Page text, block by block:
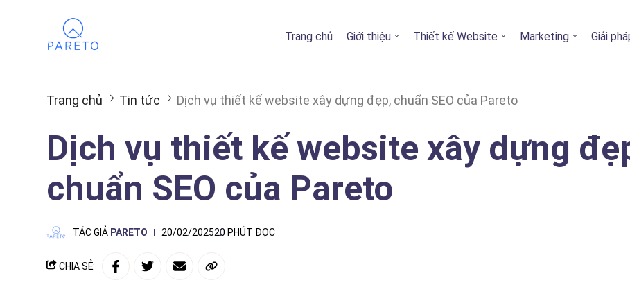
Trang chủ Giới thiệu Thiết kế Website Marketing Giải
Trang chủ Tin tức Dịch vụ thiết kế website xây dựng đẹp, chuẩn SEO của Pareto
Dịch vụ thiết kế website xây dựng
chuẩn SEO của Pareto
TÁC GIẢ PARETO 20/02/202520 PHÚT ĐỌC
CHIA SẺ: